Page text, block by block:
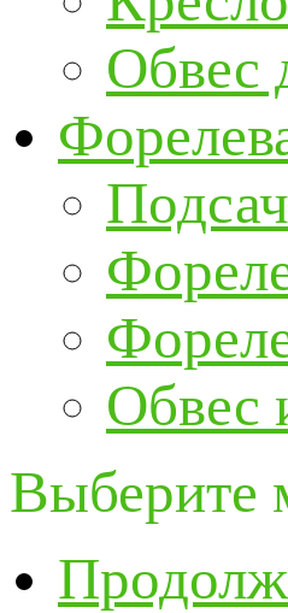
Обвес
Обвес
Выберите